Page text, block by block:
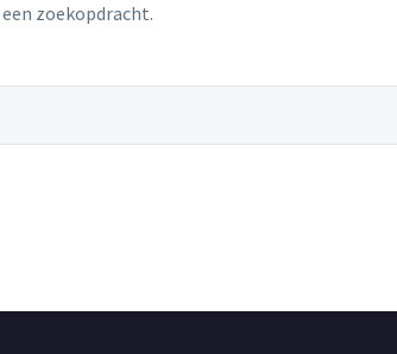
zoekopdracht.